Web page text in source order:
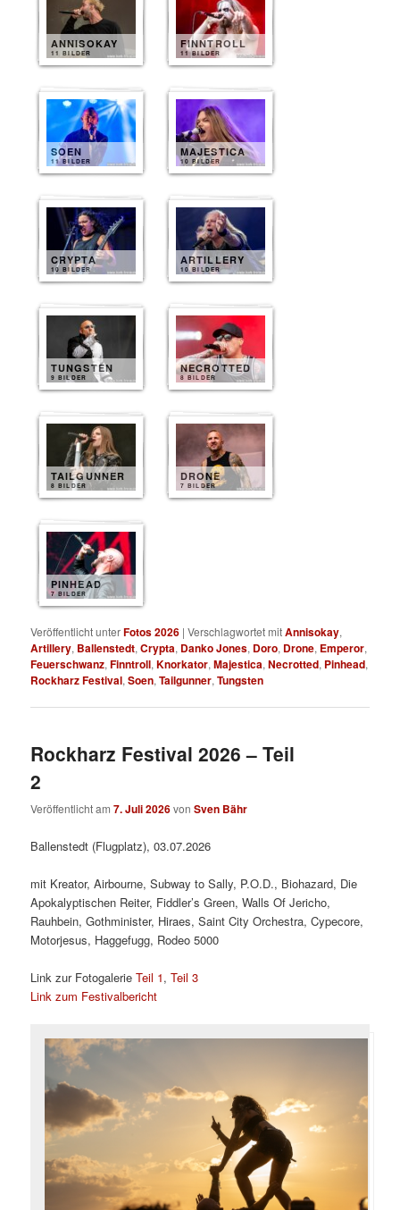
ANNISOKAY
11 BILDER
FINNTROLL
11 BILDER
SOEN
11 BILDER
MAJESTICA
10 BILDER
CRYPTA
10 BILDER
ARTILLERY
10 BILDER
TUNGSTEN
9 BILDER
NECROTTED
8 BILDER
TAILGUNNER
8 BILDER
DRONE
7 BILDER
PINHEAD
7 BILDER
Veröffentlicht unterFotos 2026 |Verschlagwortet mitAnnisokay,
Artillery, Ballenstedt,Crypta, Danko Jones, Doro, Drone, Emperor,
Feuerschwanz,Finntroll,Knorkator,Majestica,Necrotted, Pinhead,
Rockharz Festival,Soen,Tailgunner,Tungsten
Rockharz Festival 2026 – Teil
2
Veröffentlicht am7. Juli 2026vonSven Bähr
Ballenstedt (Flugplatz), 03.07.2026
mit Kreator, Airbourne, Subway to Sally, P.O.D., Biohazard, Die
Apokalyptischen Reiter, Fiddler’s Green, Walls Of Jericho,
Rauhbein, Gothminister, Hiraes, Saint City Orchestra, Cypecore,
Motorjesus, Haggefugg, Rodeo 5000
Link zur FotogalerieTeil 1,Teil 3
Link zum Festivalbericht